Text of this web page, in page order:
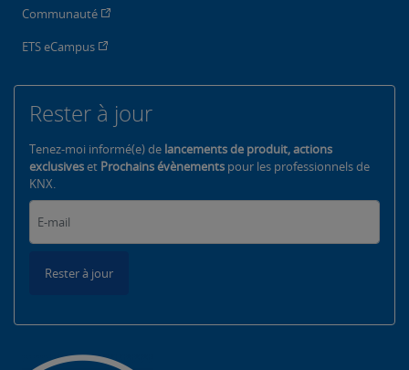
Communauté
ETS eCampus
Rester à jour
Tenez-moi informé(e) de lancements de produit, actions
exclusiveset Prochains évènements pour les professionnels de
KNX.
Rester à jour